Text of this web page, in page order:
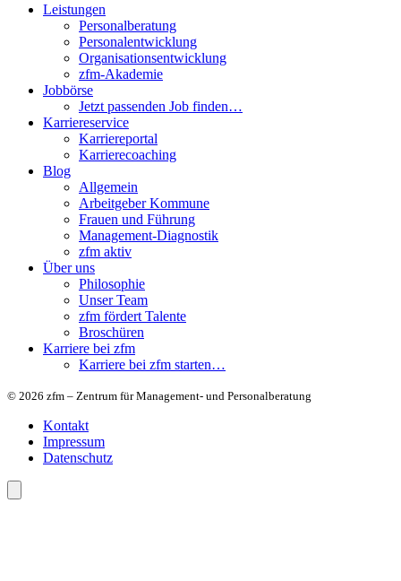
Leistungen
Personalberatung
Personalentwicklung
Organisationsentwicklung
zfm-Akademie
Jobbörse
Jetzt passenden Job finden…
Karriereservice
Karriereportal
Karrierecoaching
Blog
Allgemein
Arbeitgeber Kommune
Frauen und Führung
Management-Diagnostik
zfm aktiv
Über uns
Philosophie
Unser Team
zfm fördert Talente
Broschüren
Karriere bei zfm
Karriere bei zfm starten…
© 2026 zfm – Zentrum für Management- und Personalberatung
Kontakt
Impressum
Datenschutz